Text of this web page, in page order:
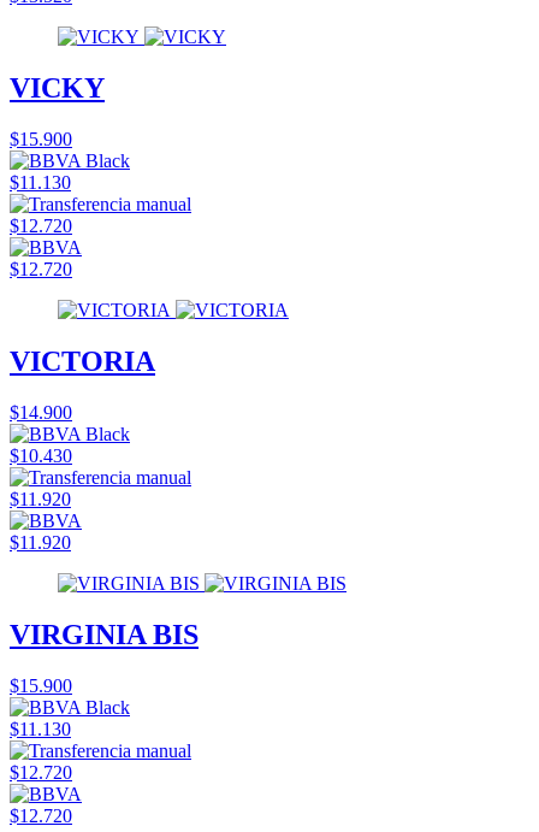
VICKY
$15.900
$11.130
$12.720
$12.720
VICTORIA
$14.900
$10.430
$11.920
$11.920
VIRGINIA BIS
$15.900
$11.130
$12.720
$12.720